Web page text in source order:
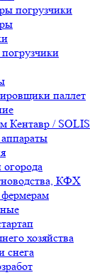
погрузчики
паллет
Кентавр / SOLIS
КФХ
хозяйства
снега